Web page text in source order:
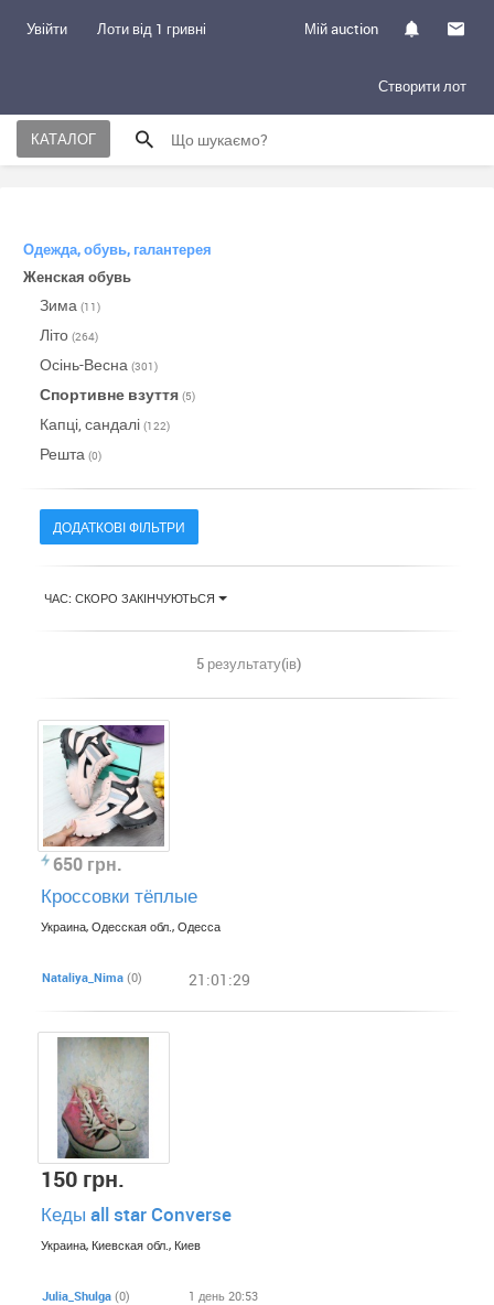
Увійти Лоти від 1 гривні Мій auction
Створити лот
КАТАЛОГ
Одежда, обувь, галантерея
Женская обувь
Зима (11)
Літо (264)
Осінь-Весна (301)
Спортивне взуття (5)
Капці, сандалі (122)
Решта (0)
ДОДАТКОВІ ФІЛЬТРИ
ЧАС: СКОРО ЗАКІНЧУЮТЬСЯ
5 результату(ів)
650 грн.
Кроссовки тёплые
Украина, Одесская обл., Одесса
Nataliya_Nima (0) 21:01:29
150 грн.
Кеды all star Converse
Украина, Киевская обл., Киев
Julia_Shulga (0) 1 день 20:53